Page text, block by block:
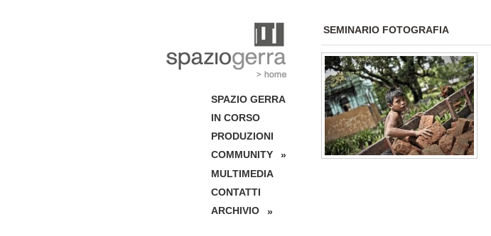
SEMINARIO FOTOGRAFIA
SPAZIO GERRA
IN CORSO
PRODUZIONI
COMMUNITY
»
MULTIMEDIA
CONTATTI
ARCHIVIO
»